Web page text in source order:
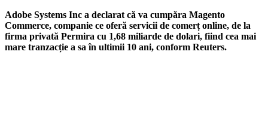
Adobe Systems Inc a declarat că va cumpăra Magento
Commerce, companie ce oferă servicii de comerț online, de la
firma privată Permira cu 1,68 miliarde de dolari, fiind cea mai
mare tranzacție a sa în ultimii 10 ani, conform Reuters.